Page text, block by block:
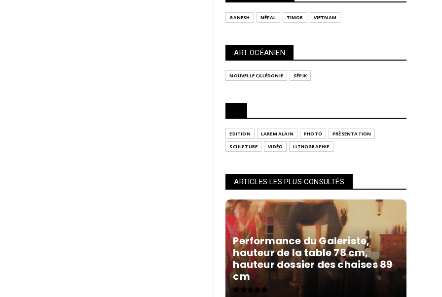
GANESH NÉPAL TIMOR VIETNAM
ART OCÉANIEN
NOUVELLE CALÉDONIE SÉPIK
...
EDITION LAREM ALAIN PHOTO
PRÉSENTATION
SCULPTURE
VIDÉO LITHOGRAPHIE
ARTICLES LES PLUS CONSULTÉS
Performance du Galeriste,
hauteur de la table 78 cm,
hauteur dossier des chaises 89
cm